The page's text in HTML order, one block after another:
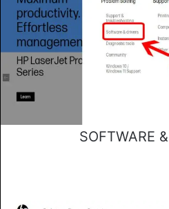
اختار التعريفات SOFTWARE &